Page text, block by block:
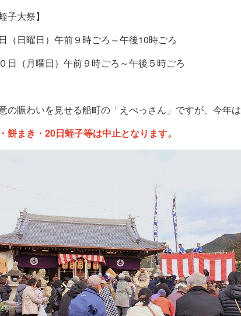
子大祭】
（日曜日）午前９時ごろ～午後10時ごろ
日（月曜日）午前９時ごろ～午後５時ごろ
の賑わいを見せる船町の「えべっさん」ですが、今年は
餅まき・20日蛭子等は中止となります。